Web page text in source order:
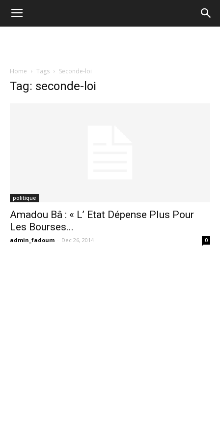
Home Tags Seconde-loi
Tag: seconde-loi
politique
Amadou Bâ : « L’ Etat Dépense Plus Pour
Les Bourses...
admin_fadoum - Dec 26, 2014 0